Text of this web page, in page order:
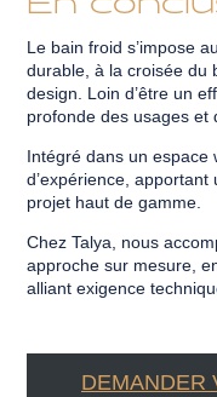
Le bain froid s’impose
durable, à la croisée du
design. Loin d’être un
profonde des usages et
Intégré dans un espace
d’expérience,
projet haut de gamme.
Chez Talya, nous
approche sur mesure,
alliant exigence
DEMANDER